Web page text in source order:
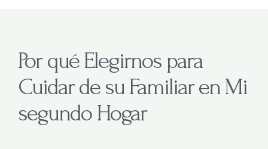
Por qué Elegirnos para
Cuidar de su Familiar en Mi
segundo Hogar